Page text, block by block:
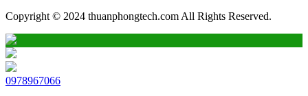
Copyright © 2024 thuanphongtech.com All Rights Reserved.
0978967066